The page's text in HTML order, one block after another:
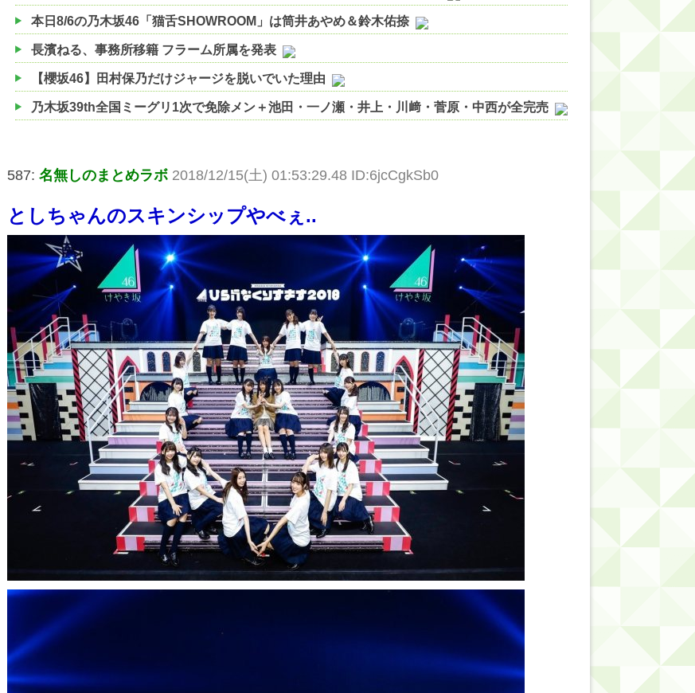
本日8/6の乃木坂46「猫舌SHOWROOM」は筒井あやめ＆鈴木佑捺
長濱ねる、事務所移籍 フラーム所属を発表
【櫻坂46】田村保乃だけジャージを脱いでいた理由
乃木坂39th全国ミーグリ1次で免除メン＋池田・一ノ瀬・井上・川﨑・菅原・中西が全完売
【櫻坂46】ミーグリで喧嘩！？山下瞳月、これはマジギレしてる
【速報】中村麗乃ちゃんの思い出、挙げてけwwwwwwwwwww
【朗報】増田三莉音さんの生足wwwwwwwwwwww
【朗報】増田三莉音さんの生足wwwwwwwwwwww
【川﨑桜】まあ、でも筑駒は断れないだろ？
筒井あやめ、アレをチラリ。こういう偶然の方が官能的だよな？
Powered by livedoor 相互RSS
587: 名無しのまとめラボ 2018/12/15(土) 01:53:29.48 ID:6jcCgkSb0
としちゃんのスキンシップやべぇ..